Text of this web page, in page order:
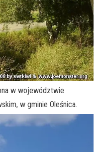
w województwie
w gminie Oleśnica.